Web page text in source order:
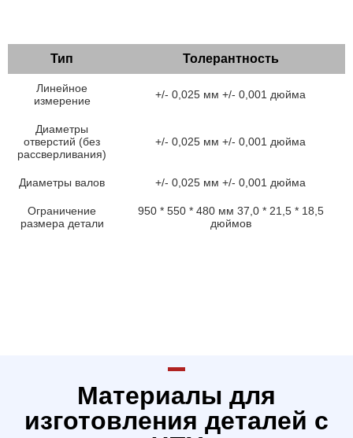
Тип Толерантность
Линейное
измерение
+/- 0,025 мм +/- 0,001 дюйма
Диаметры
отверстий (без
рассверливания)
+/- 0,025 мм +/- 0,001 дюйма
Диаметры валов +/- 0,025 мм +/- 0,001 дюйма
Ограничение
размера детали
950 * 550 * 480 мм 37,0 * 21,5 * 18,5
дюймов
Материалы для
изготовления деталей с